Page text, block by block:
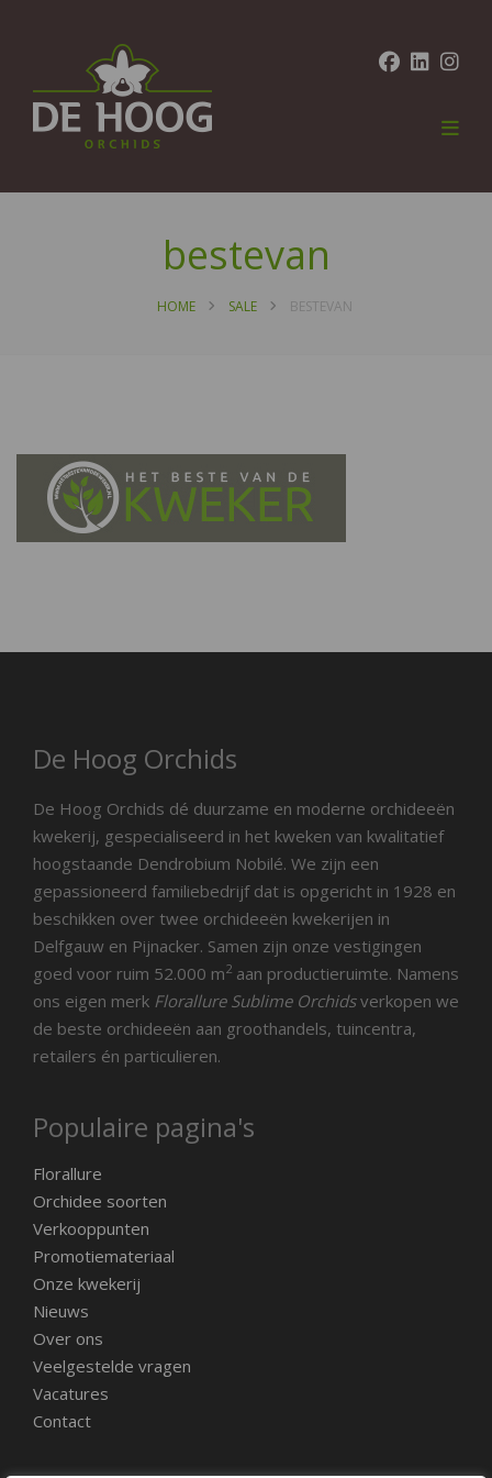
bestevan
HOME SALE BESTEVAN
De Hoog Orchids
De Hoog Orchids dé duurzame en moderne orchideeën
kwekerij, gespecialiseerd in het kweken van kwalitatief
hoogstaande Dendrobium Nobilé. We zijn een
gepassioneerd familiebedrijf dat is opgericht in 1928 en
beschikken over twee orchideeën kwekerijen in
Delfgauw en Pijnacker. Samen zijn onze vestigingen
goed voor ruim 52.000 m2 aan productieruimte. Namens
ons eigen merk Florallure Sublime Orchidsverkopen we
de beste orchideeën aan groothandels, tuincentra,
retailers én particulieren.
Populaire pagina's
Florallure
Orchidee soorten
Verkooppunten
Promotiemateriaal
Onze kwekerij
Nieuws
Over ons
Veelgestelde vragen
Vacatures
Contact